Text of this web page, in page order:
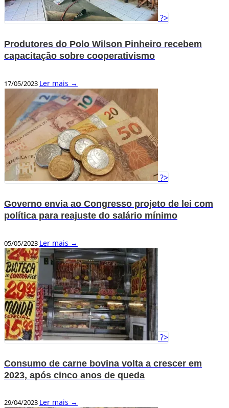
?>
Produtores do Polo Wilson Pinheiro recebem
capacitação sobre cooperativismo
17/05/2023 Ler mais →
?>
Governo envia ao Congresso projeto de lei com
política para reajuste do salário mínimo
05/05/2023 Ler mais →
?>
Consumo de carne bovina volta a crescer em
2023, após cinco anos de queda
29/04/2023 Ler mais →